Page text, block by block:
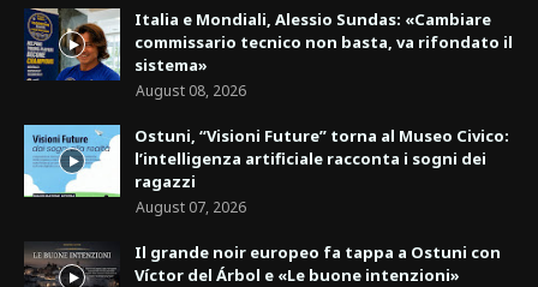
Italia e Mondiali, Alessio Sundas: «Cambiare
commissario tecnico non basta, va rifondato il
sistema»
August 08, 2026
Ostuni, “Visioni Future” torna al Museo Civico:
l’intelligenza artificiale racconta i sogni dei
ragazzi
August 07, 2026
Il grande noir europeo fa tappa a Ostuni con
Víctor del Árbol e «Le buone intenzioni»